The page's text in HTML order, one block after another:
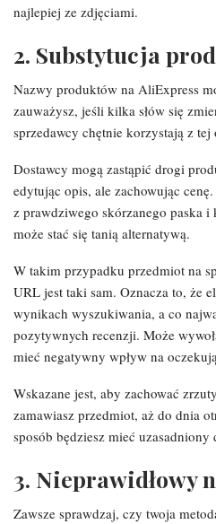
najlepiej ze zdjęciami.
2. Substytucja
Nazwy produktów na AliExpress
zauważysz, jeśli kilka słów się
sprzedawcy chętnie korzystają z tej
Dostawcy mogą zastąpić drogi
edytując opis, ale zachowując
z prawdziwego skórzanego paska i
może stać się tanią alternatywą.
W takim przypadku przedmiot na
URL jest taki sam. Oznacza to, że
wynikach wyszukiwania, a co
pozytywnych recenzji. Może
mieć negatywny wpływ na
Wskazane jest, aby zachować
zamawiasz przedmiot, aż do dnia
sposób będziesz mieć
3. Nieprawidłowy
Zawsze sprawdzaj, czy twoja